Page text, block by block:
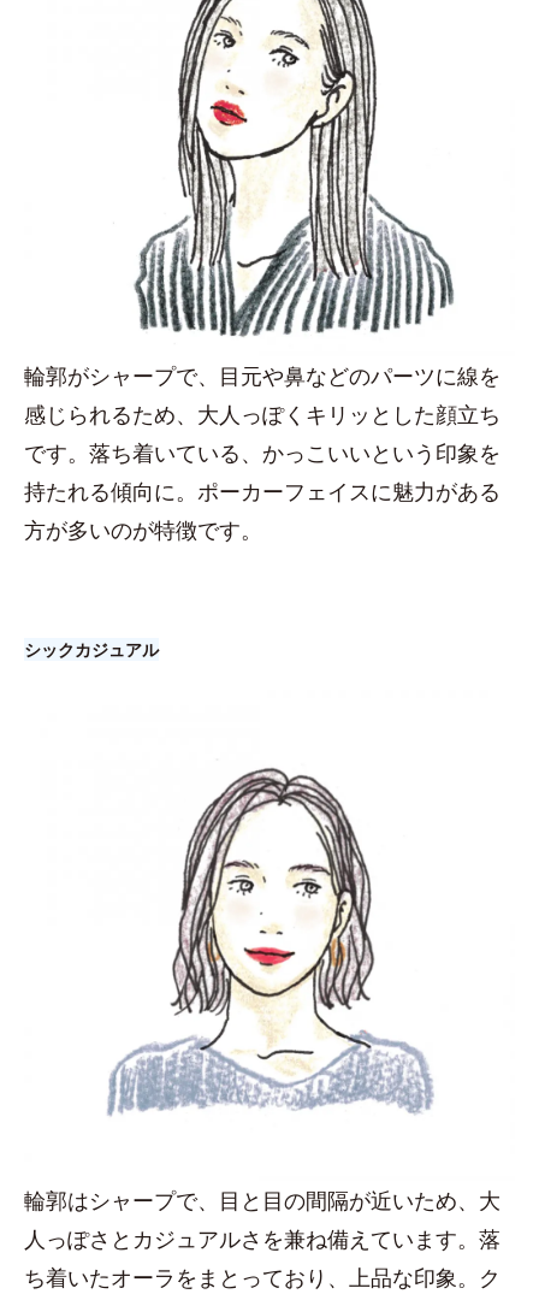
輪郭がシャープで、目元や鼻などのパーツに線を
感じられるため、大人っぽくキリッとした顔立ち
です。落ち着いている、かっこいいという印象を
持たれる傾向に。ポーカーフェイスに魅力がある
方が多いのが特徴です。
シックカジュアル
輪郭はシャープで、目と目の間隔が近いため、大
人っぽさとカジュアルさを兼ね備えています。落
ち着いたオーラをまとっており、上品な印象。ク